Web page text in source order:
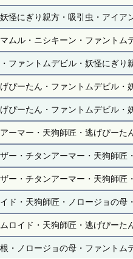
怪にぎり親方・吸引虫・アイア
ムル・ニシキーン・ファント
ファントムデビル・妖怪にぎり
ぴーたん・ファントムデビル・
ぴーたん・ファントムデビル
ーマー・天狗師匠・逃げぴーた
ー・チタンアーマー・天狗師匠
ー・チタンアーマー・天狗師匠
ド・天狗師匠・ノロージョの母
ロイド・天狗師匠・逃げぴー
・ノロージョの母・ファントム